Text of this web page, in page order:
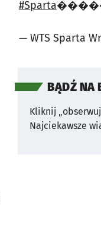
#Sparta
— WTS Sparta
BĄDŹ NA
Kliknij
Najciekawsze